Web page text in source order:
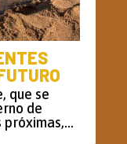
que se
de